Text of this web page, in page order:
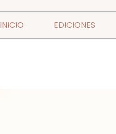
INICIO EDICIONES